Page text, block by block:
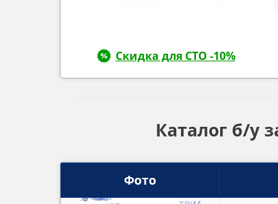
Скидка для СТО -10%
Каталог б/у
Фото